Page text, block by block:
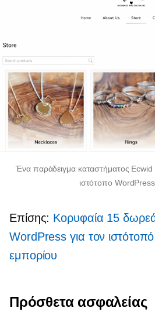
Ένα παράδειγμα καταστήματος
ιστότοπο
Επίσης: Κορυφαία 15
WordPress για τον
εμπορίου
Πρόσθετα ασφαλείας